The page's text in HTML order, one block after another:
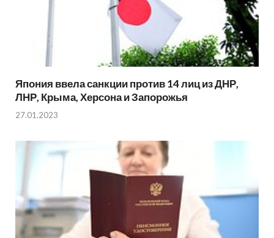
Япония ввела санкции против 14 лиц из ДНР,
ЛНР, Крыма, Херсона и Запорожья
27.01.2023